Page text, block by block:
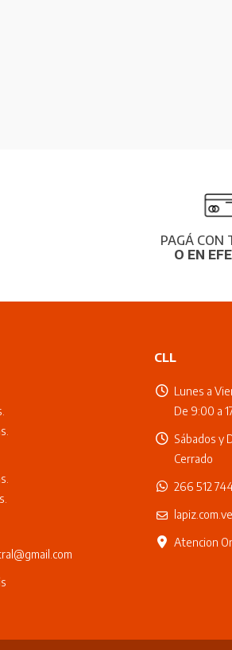
PAGÁ CON
O EN
CLL
Lunes a
De 9:00 a
Sábados y
Cerrado
266 512
Atencion